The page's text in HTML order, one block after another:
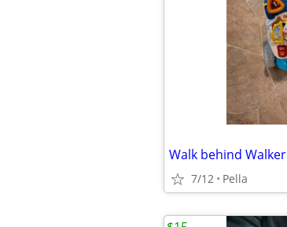
Walk behind Walker
7/12 Pella